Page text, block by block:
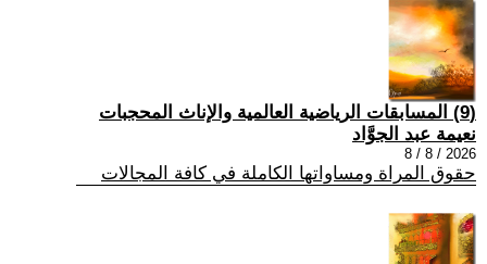
(9) المسابقات الرياضية العالمية والإناث المحجبات
نعيمة عبد الجوَّاد
2026 / 8 / 8
حقوق المراة ومساواتها الكاملة في كافة المجالات